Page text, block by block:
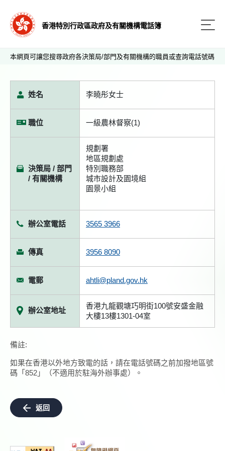
香港特別行政區政府及有關機構電話簿
本網頁可讓您搜尋政府各決策局/部門及有關機構的職員或查詢電話號碼
姓名 李曉彤女士
職位 一級農林督察(1)
決策局 / 部門
/ 有關機構
規劃署
地區規劃處
特別職務部
城市設計及園境組
園景小組
辦公室電話 3565 3966
傳真 3956 8090
電郵 ahtli@pland.gov.hk
辦公室地址
香港九龍觀塘巧明街100號安盛金融
大樓13樓1301-04室
備註:
如果在香港以外地方致電的話，請在電話號碼之前加撥地區號
碼「852」（不適用於駐海外辦事處）。
返回